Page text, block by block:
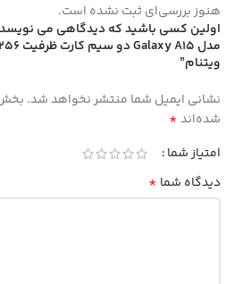
هنوز بررسی‌ای ثبت نشده است.
اولین کسی باشید که دیدگاهی می
ویتنام”
نشانی ایمیل شما منتشر نخواهد شد.
شده‌اند*
امتیاز شما
دیدگاه شما *